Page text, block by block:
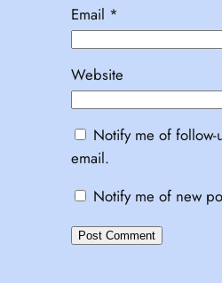
Email *
Website
Notify me of follow-
email.
Notify me of new